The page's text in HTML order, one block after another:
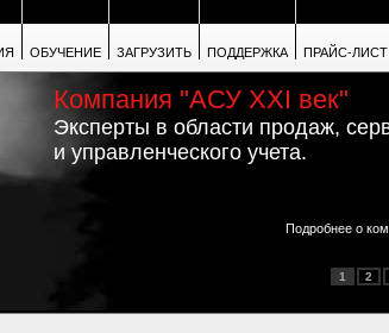
ОБУЧЕНИЕ ЗАГРУЗИТЬ ПОДДЕРЖКА ПРАЙС-ЛИСТ
Компания "АСУ XXI век"
Эксперты в области продаж,
и управленческого учета.
Подробнее о
1 2